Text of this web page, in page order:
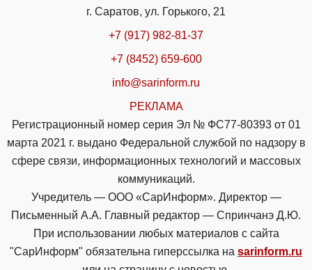
г. Саратов, ул. Горького, 21
+7 (917) 982-81-37
+7 (8452) 659-600
info@sarinform.ru
РЕКЛАМА
Регистрационный номер серия Эл № ФС77-80393 от 01
марта 2021 г. выдано Федеральной службой по надзору в
сфере связи, информационных технологий и массовых
коммуникаций.
Учредитель — ООО «СарИнформ». Директор —
Письменный А.А. Главный редактор — Спринчанэ Д.Ю.
При использовании любых материалов с сайта
"СарИнформ" обязательна гиперссылка на sarinform.ru